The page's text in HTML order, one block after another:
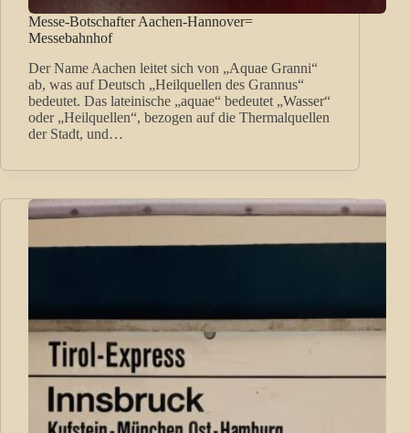
Messe-Botschafter Aachen-Hannover=
Messebahnhof
Der Name Aachen leitet sich von „Aquae Granni“
ab, was auf Deutsch „Heilquellen des Grannus“
bedeutet. Das lateinische „aquae“ bedeutet „Wasser“
oder „Heilquellen“, bezogen auf die Thermalquellen
der Stadt, und…